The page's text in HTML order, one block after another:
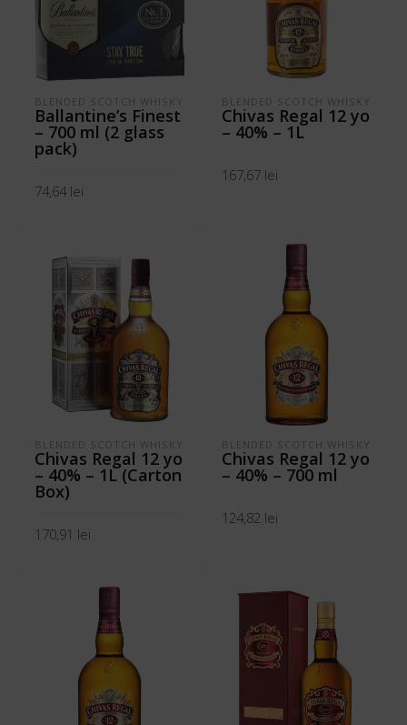
BLENDED SCOTCH WHISKY
Ballantine’s Finest
– 700 ml (2 glass
pack)
74,64 lei
BLENDED SCOTCH WHISKY
Chivas Regal 12 yo
– 40% – 1L
167,67 lei
BLENDED SCOTCH WHISKY
Chivas Regal 12 yo
– 40% – 1L (Carton
Box)
170,91 lei
BLENDED SCOTCH WHISKY
Chivas Regal 12 yo
– 40% – 700 ml
124,82 lei